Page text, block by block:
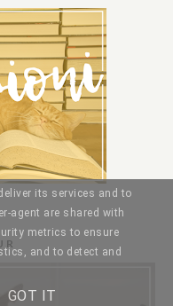
its services and to
agent are shared with
metrics to ensure
and to detect and
GOT IT